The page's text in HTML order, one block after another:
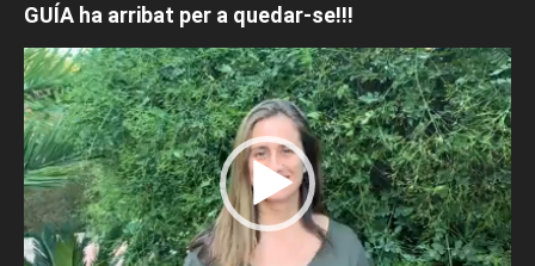
GUÍA ha arribat per a quedar-se!!!
Reproductor
de
vídeo